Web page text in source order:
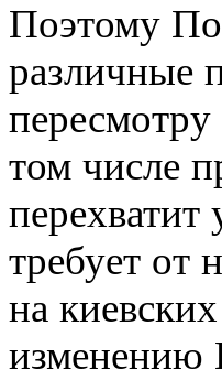
Поэтому
различные
том числе
перехватит
требует от
на
изменению